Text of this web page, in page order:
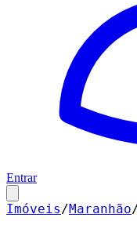
Entrar
Imóveis/Maranhão